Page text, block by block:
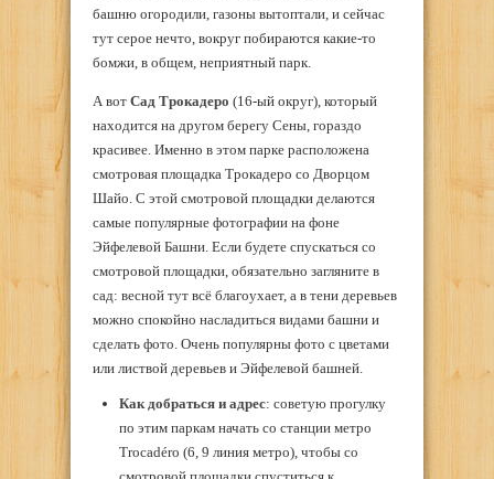
башню огородили, газоны вытоптали, и сейчас
тут серое нечто, вокруг побираются какие-то
бомжи, в общем, неприятный парк.
А вот Сад Трокадеро (16-ый округ), который
находится на другом берегу Сены, гораздо
красивее. Именно в этом парке расположена
смотровая площадка Трокадеро со Дворцом
Шайо. С этой смотровой площадки делаются
самые популярные фотографии на фоне
Эйфелевой Башни. Если будете спускаться со
смотровой площадки, обязательно загляните в
сад: весной тут всё благоухает, а в тени деревьев
можно спокойно насладиться видами башни и
сделать фото. Очень популярны фото с цветами
или листвой деревьев и Эйфелевой башней.
Как добраться и адрес: советую прогулку
по этим паркам начать со станции метро
Trocadéro (6, 9 линия метро), чтобы со